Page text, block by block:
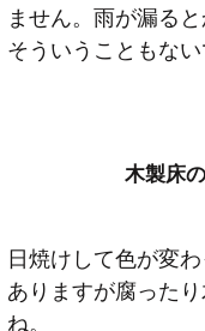
ません。雨が漏る
そういうこともない
木製床
日焼けして色が変
ありますが腐った
ね。